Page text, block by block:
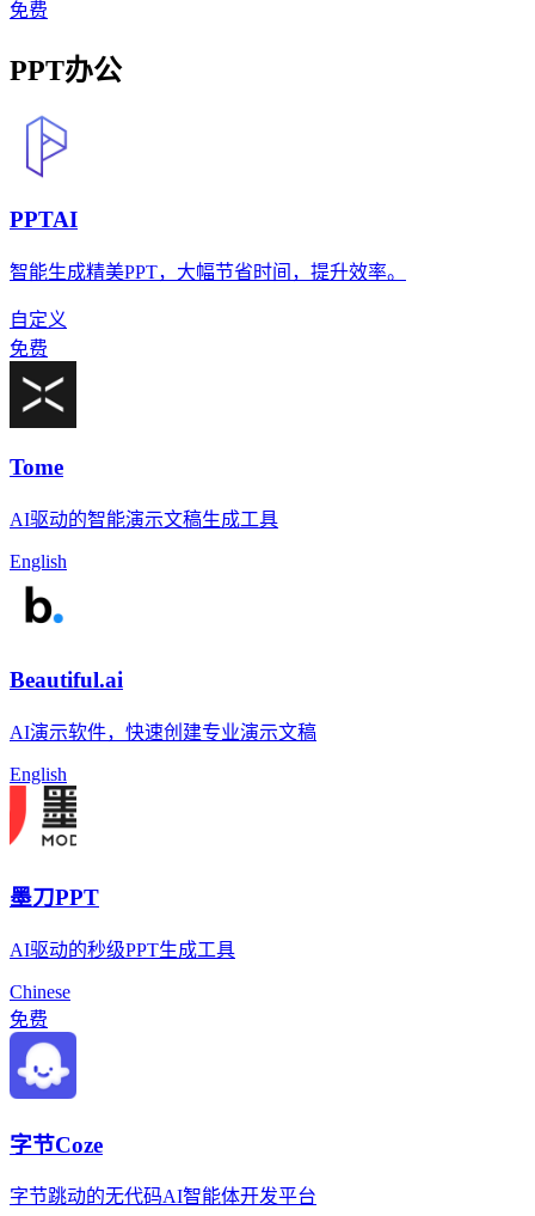
免费
PPT办公
PPTAI
智能生成精美PPT，大幅节省时间，提升效率。
自定义
免费
Tome
AI驱动的智能演示文稿生成工具
English
Beautiful.ai
AI演示软件，快速创建专业演示文稿
English
墨刀PPT
AI驱动的秒级PPT生成工具
Chinese
免费
字节Coze
字节跳动的无代码AI智能体开发平台